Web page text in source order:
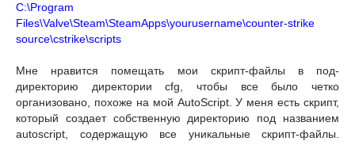
C:\Program
Files\Valve\Steam\SteamApps\yourusername\counter-strike
source\cstrike\scripts
Мне нравится помещать мои скрипт-файлы в под-
директорию директории cfg, чтобы все было четко
организовано, похоже на мой AutoScript. У меня есть скрипт,
который создает собственную директорию под названием
autoscript, содержащую все уникальные скрипт-файлы.